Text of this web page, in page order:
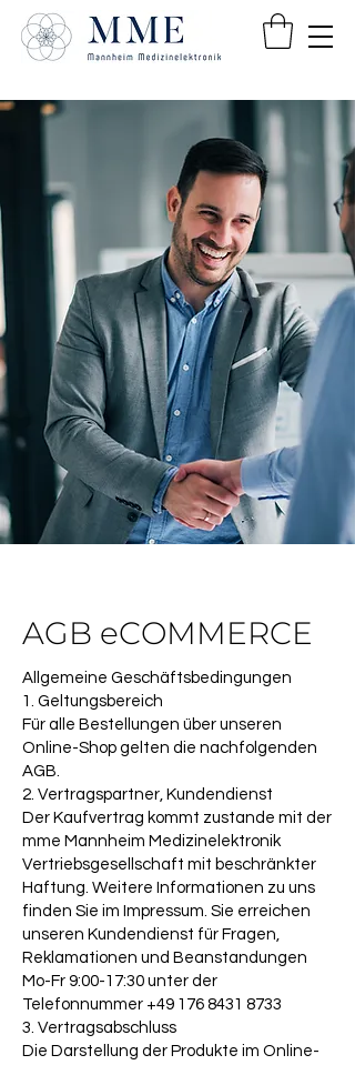
AGB eCOMMERCE
Allgemeine Geschäftsbedingungen
1. Geltungsbereich
Für alle Bestellungen über unseren
Online-Shop gelten die nachfolgenden
AGB.
2. Vertragspartner, Kundendienst
Der Kaufvertrag kommt zustande mit der
mme Mannheim Medizinelektronik
Vertriebsgesellschaft mit beschränkter
Haftung. Weitere Informationen zu uns
finden Sie im Impressum. Sie erreichen
unseren Kundendienst für Fragen,
Reklamationen und Beanstandungen
Mo-Fr 9:00-17:30 unter der
Telefonnummer +49 176 8431 8733
3. Vertragsabschluss
Die Darstellung der Produkte im Online-